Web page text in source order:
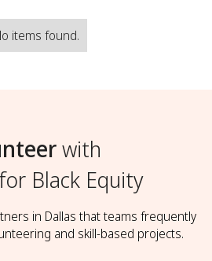
items found.
with
Black Equity
in Dallas that teams frequently
and skill-based projects.